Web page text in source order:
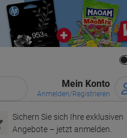
Mein Konto
Anmelden/Registrieren
Sichern Sie sich Ihre exklusiven
Angebote – jetzt anmelden.
Papier, Versand
& Pakete
Bürobedarf